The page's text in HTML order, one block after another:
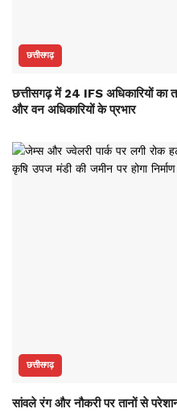
छत्तीसगढ़
छत्तीसगढ़ में 24 IFS अधिकारियों का
और वन अधिकारियों के प्रभार
छत्तीसगढ़
सांवले रंग और नौकरी पर तानों से